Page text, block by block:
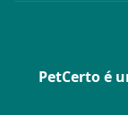
PetCerto é